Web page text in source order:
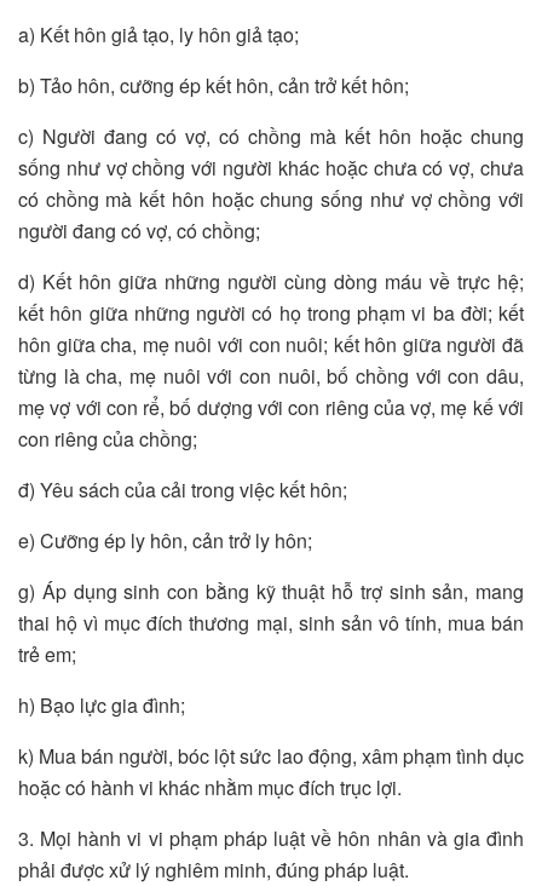
a) Kết hôn giả tạo, ly hôn giả tạo;
b) Tảo hôn, cưỡng ép kết hôn, cản trở kết hôn;
c) Người đang có vợ, có chồng mà kết hôn hoặc chung
sống như vợ chồng với người khác hoặc chưa có vợ, chưa
có chồng mà kết hôn hoặc chung sống như vợ chồng với
người đang có vợ, có chồng;
d) Kết hôn giữa những người cùng dòng máu về trực hệ;
kết hôn giữa những người có họ trong phạm vi ba đời; kết
hôn giữa cha, mẹ nuôi với con nuôi; kết hôn giữa người đã
từng là cha, mẹ nuôi với con nuôi, bố chồng với con dâu,
mẹ vợ với con rể, bố dượng với con riêng của vợ, mẹ kế với
con riêng của chồng;
đ) Yêu sách của cải trong việc kết hôn;
e) Cưỡng ép ly hôn, cản trở ly hôn;
g) Áp dụng sinh con bằng kỹ thuật hỗ trợ sinh sản, mang
thai hộ vì mục đích thương mại, sinh sản vô tính, mua bán
trẻ em;
h) Bạo lực gia đình;
k) Mua bán người, bóc lột sức lao động, xâm phạm tình dục
hoặc có hành vi khác nhằm mục đích trục lợi.
3. Mọi hành vi vi phạm pháp luật về hôn nhân và gia đình
phải được xử lý nghiêm minh, đúng pháp luật.